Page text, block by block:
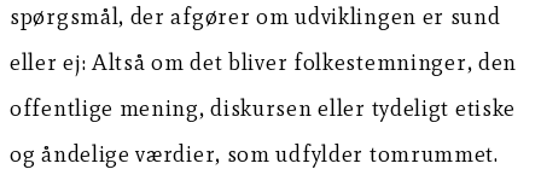
spørgsmål, der afgører om udviklingen er sund
eller ej: Altså om det bliver folkestemninger, den
offentlige mening, diskursen eller tydeligt etiske
og åndelige værdier, som udfylder tomrummet.